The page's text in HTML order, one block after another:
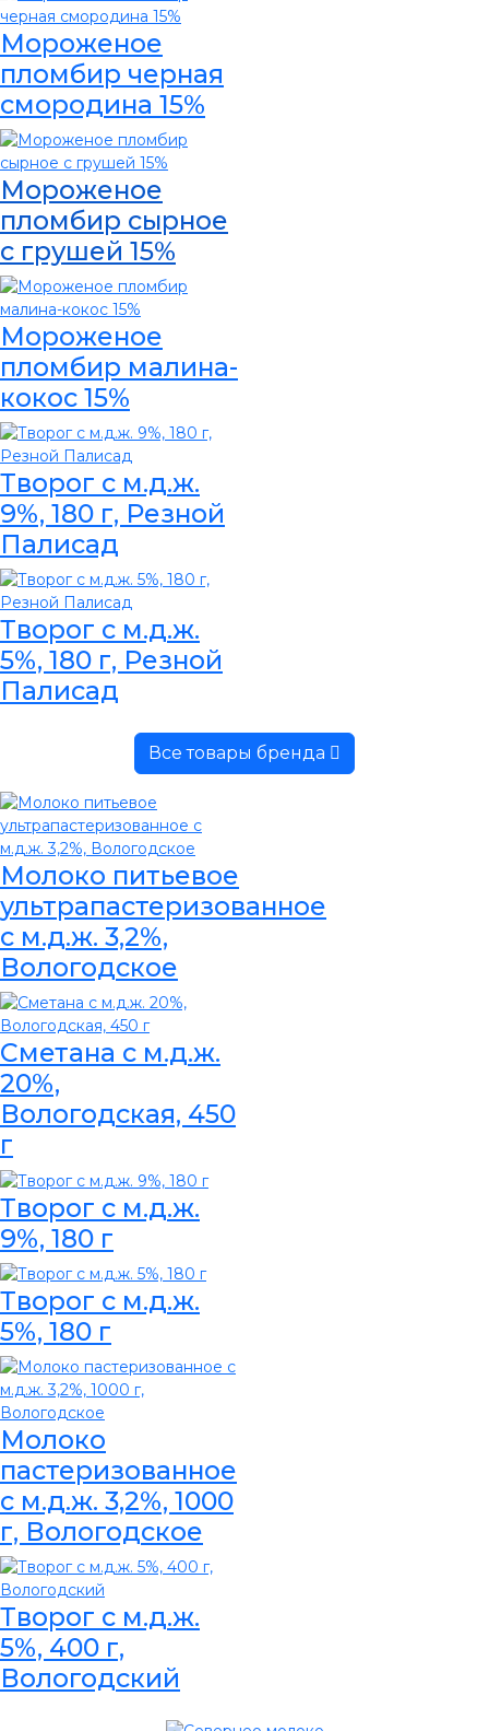
Мороженое
пломбир черная
смородина 15%
Мороженое
пломбир сырное
с грушей 15%
Мороженое
пломбир малина-
кокос 15%
Творог с м.д.ж.
9%, 180 г, Резной
Палисад
Творог с м.д.ж.
5%, 180 г, Резной
Палисад
Все товары бренда
Молоко питьевое
ультрапастеризованное
с м.д.ж. 3,2%,
Вологодское
Сметана с м.д.ж.
20%,
Вологодская, 450
г
Творог с м.д.ж.
9%, 180 г
Творог с м.д.ж.
5%, 180 г
Молоко
пастеризованное
с м.д.ж. 3,2%, 1000
г, Вологодское
Творог с м.д.ж.
5%, 400 г,
Вологодский